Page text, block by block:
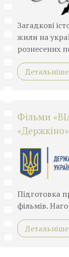
Загадкові
жили на
рознесених
Фільми
«Держкіно»
Підготовка
фільмів.